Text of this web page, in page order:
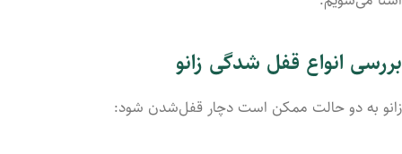
بررسی انواع قفل شدگی زانو
زانو به دو حالت ممکن است دچار قفل‌شدن شود: